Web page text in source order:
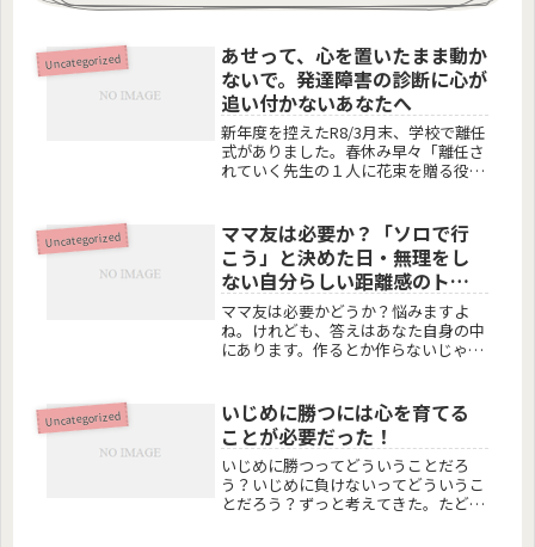
Uncategorized
あせって、心を置いたまま動か
ないで。発達障害の診断に心が
追い付かないあなたへ
新年度を控えたR8/3月末、学校で離任
式がありました。春休み早々「離任さ
れていく先生の１人に花束を贈る役割
だったのが、「こちらも助けてあげた
いって思うんですよ。」って、おっ...
Uncategorized
ママ友は必要か？「ソロで行
こう」と決めた日・無理をし
ない自分らしい距離感のトリ
セツ
ママ友は必要かどうか？悩みますよ
ね。けれども、答えはあなた自身の中
にあります。作るとか作らないじゃな
れないし、出会えないかもしれない。
【それでも、いいじゃない】出会えた
らラ...
Uncategorized
いじめに勝つには心を育てる
ことが必要だった！
いじめに勝つってどういうことだろ
う？いじめに負けないってどういうこ
とだろう？ずっと考えてきた。たどり